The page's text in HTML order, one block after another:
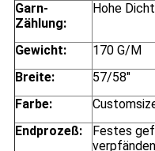
Garn-
Zählung:
Hohe
Gewicht:
170 G/M
Breite:
57/58"
Farbe:
Endprozeß:
Festes